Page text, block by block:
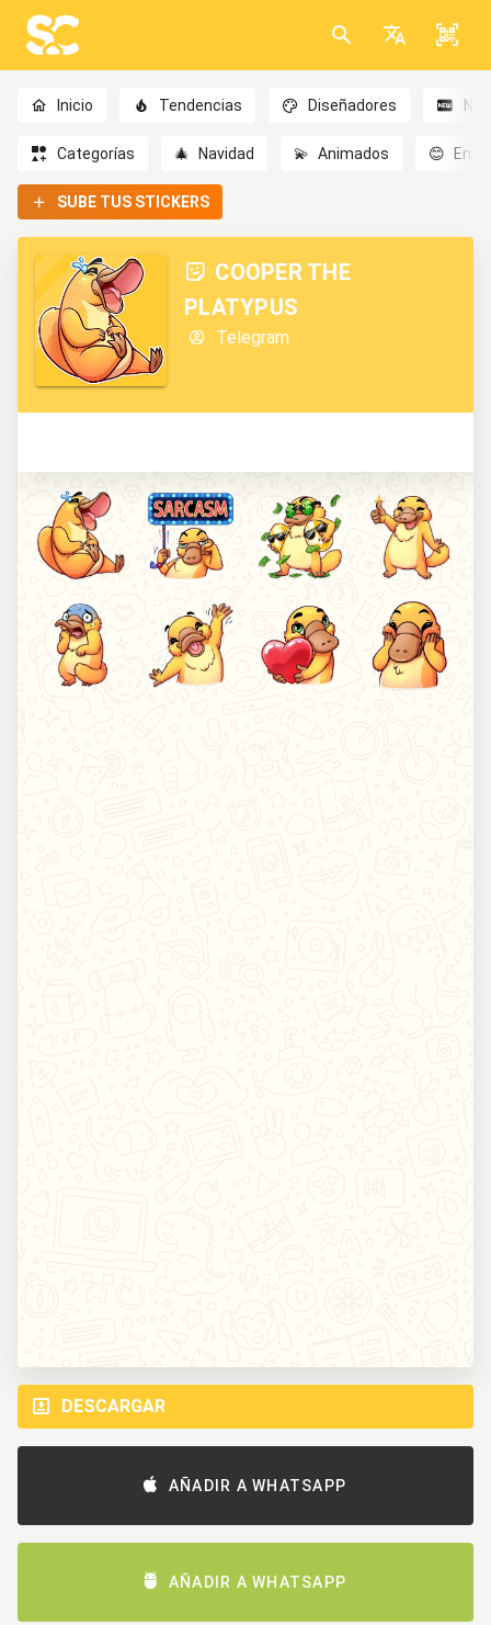
Inicio Tendencias Diseñadores
Categorías 🎄 Navidad 💫 Animados 😊
SUBE TUS STICKERS
COOPER THE
PLATYPUS
Telegram
DESCARGAR
AÑADIR A WHATSAPP
AÑADIR A WHATSAPP